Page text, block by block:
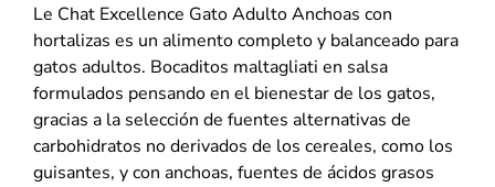
Le Chat Excellence Gato Adulto Anchoas con
hortalizas es un alimento completo y balanceado para
gatos adultos. Bocaditos maltagliati en salsa
formulados pensando en el bienestar de los gatos,
gracias a la selección de fuentes alternativas de
carbohidratos no derivados de los cereales, como los
guisantes, y con anchoas, fuentes de ácidos grasos